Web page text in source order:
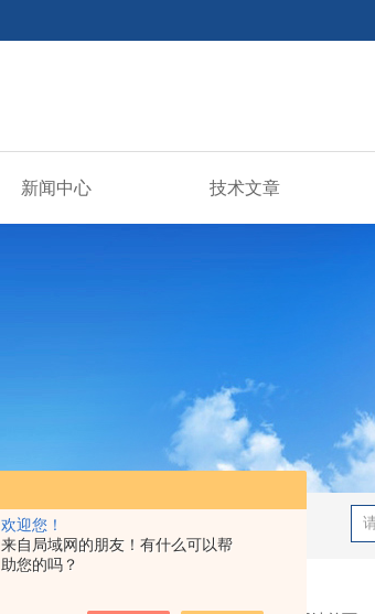
欢迎您！
来自局域网的朋友！有什么可以帮
助您的吗？
新闻中心 技术文章